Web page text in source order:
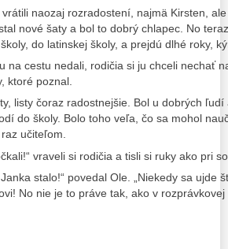
naozaj rozradostení, najmä Kirsten,
nové šaty a bol to dobrý chlapec. No
do latinskej školy, a prejdú dlhé roky,
na cestu nedali, rodičia si ju chceli nechať
ktoré poznal.
listy čoraz radostnejšie. Bol u dobrých
do školy. Bolo toho veľa, čo sa mohol
učiteľom.
vraveli si rodičia a tisli si ruky ako pri
Janka stalo!“ povedal Ole. „Niekedy sa ujde
No nie je to práve tak, ako v